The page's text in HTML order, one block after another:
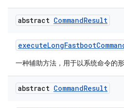
abstract CommandResult
executeLongFastboot
一种辅助方法，用于以系统命令的
abstract CommandResult